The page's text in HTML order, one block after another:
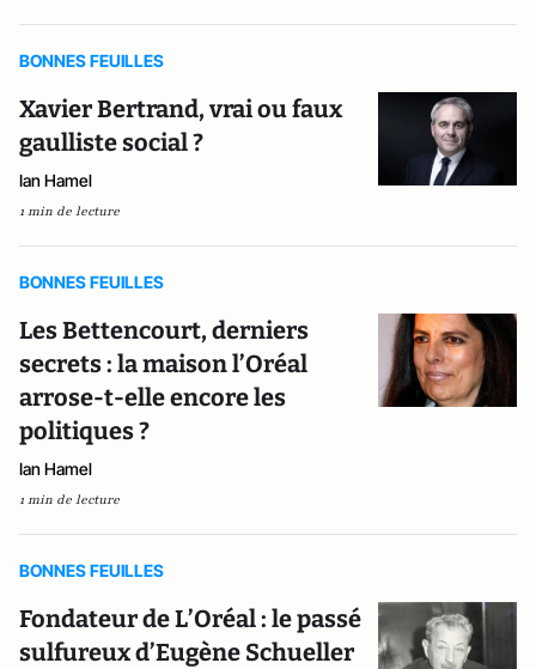
BONNES FEUILLES
Xavier Bertrand, vrai ou faux
gaulliste social ?
Ian Hamel
1 min de lecture
BONNES FEUILLES
Les Bettencourt, derniers
secrets : la maison l’Oréal
arrose-t-elle encore les
politiques ?
Ian Hamel
1 min de lecture
BONNES FEUILLES
Fondateur de L’Oréal : le passé
sulfureux d’Eugène Schueller